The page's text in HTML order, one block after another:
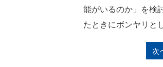
能がいるのか」を検
たときにボンヤリと